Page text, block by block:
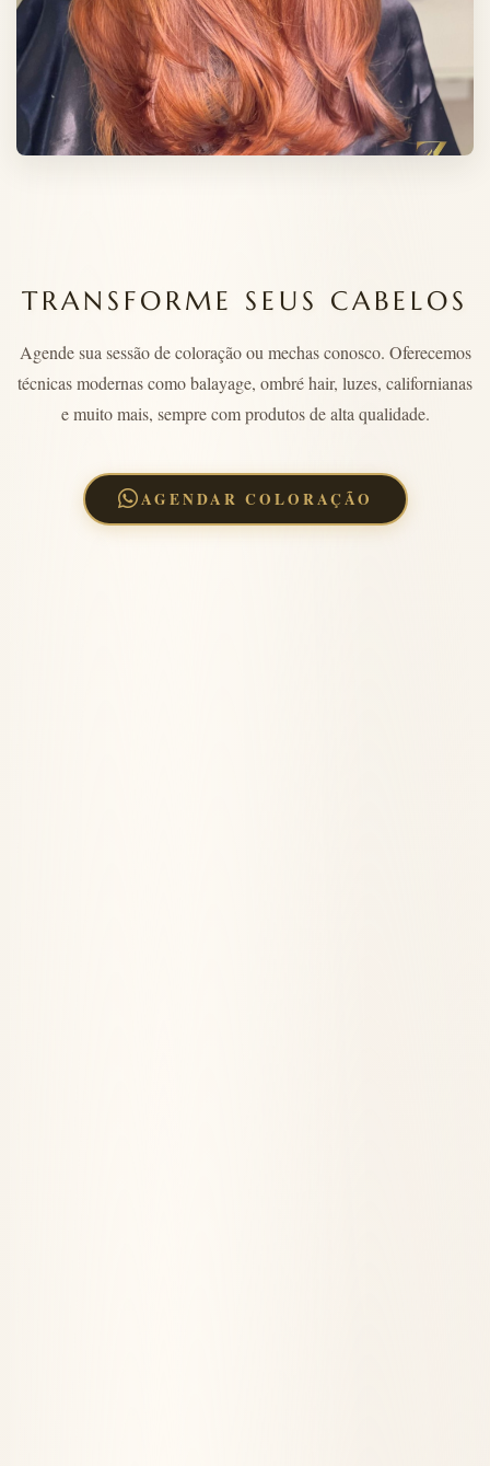
TRANSFORME SEUS CABELOS
Agende sua sessão de coloração ou mechas conosco. Oferecemos
técnicas modernas como balayage, ombré hair, luzes, californianas
e muito mais, sempre com produtos de alta qualidade.
AGENDAR COLORAÇÃO